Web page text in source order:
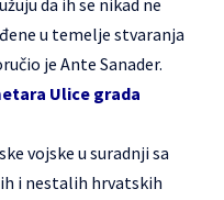
da ih se nikad ne
u temelje stvaranja
je Ante Sanader.
Ulice grada
vojske u suradnji sa
i nestalih hrvatskih